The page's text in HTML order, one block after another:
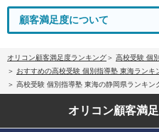
顧客満足度について
オリコン顧客満足度ランキング
高校受験 個
おすすめの高校受験 個別指導塾 東海ランキ
高校受験 個別指導塾 東海の静岡県ランキン
オリコン顧客満